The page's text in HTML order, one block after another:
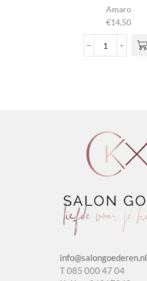
Amaro
€14,50
Caramel
info@salongoederen.nl
T 085 000 47 04